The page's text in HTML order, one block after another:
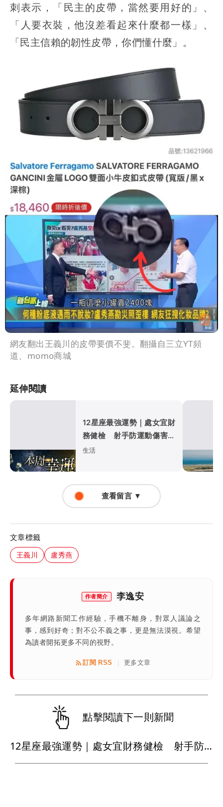
刺表示，「民主的皮帶，當然要用好的」、
「人要衣裝，他沒差看起來什麼都一樣」、
「民主信賴的韌性皮帶，你們懂什麼」。
網友翻出王義川的皮帶要價不斐。翻攝自三立YT頻
道、momo商城
延伸閱讀
12星座最強運勢｜處女宜財
務健檢 射手防運動傷害
巨蟹職場入佳境
生活
查看留言 ▼
文章標籤
王義川 盧秀燕
作者簡介 李逸安
多年網路新聞工作經驗，手機不離身，對眾人議論之
事，感到好奇；對不公不義之事，更是無法漠視。希望
為讀者開拓更多不同的視野。
訂閱 RSS | 更多文章
點擊閱讀下一則新聞
12星座最強運勢｜處女宜財務健檢 射手防運動傷害 巨蟹職場入佳境